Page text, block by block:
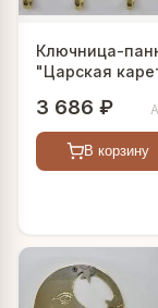
Ключница-
"Царская
3 686 ₽
В корзину